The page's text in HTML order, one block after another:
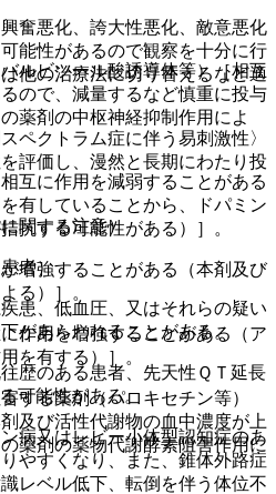
ルビツール酸誘導体等）［相互
ので、減量するなど慎重に投与
薬剤の中枢神経抑制作用によ
互に作用を減弱することがある
有していることから、ドパミン
抗する可能性がある）］。
増強することがある（本剤及び
る）］。
作用を増強することがある（ア
を有する）］。
る薬剤（パロキセチン等）
及び活性代謝物の血中濃度が上
薬剤の薬物代謝酵素阻害作用に
奮悪化、誇大性悪化、敵意悪化
能性があるので観察を十分に行
他の治療法に切り替えるなど適
ペクトラム症に伴う易刺激性〉
評価し、漫然と長期にわたり投
関する注意）
者）
患、低血圧、又はそれらの疑い
があらわれることがある。
歴のある患者、先天性ＱＴ延長
可能性がある。
病又はレビー小体型認知症のあ
やすくなり、また、錐体外路症
レベル低下、転倒を伴う体位不